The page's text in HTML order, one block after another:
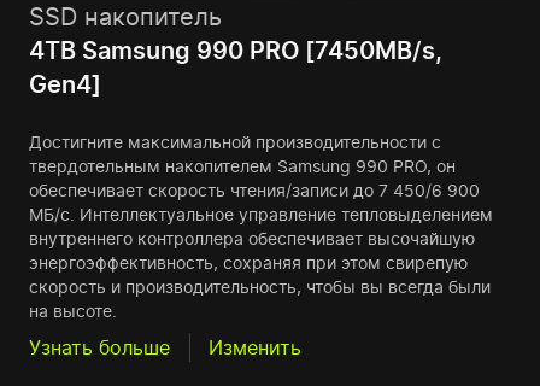
SSD накопитель
4TB Samsung 990 PRO [7450MB/s,
Gen4]
Достигните максимальной производительности с
твердотельным накопителем Samsung 990 PRO, он
обеспечивает скорость чтения/записи до 7 450/6 900
МБ/с. Интеллектуальное управление тепловыделением
внутреннего контроллера обеспечивает высочайшую
энергоэффективность, сохраняя при этом свирепую
скорость и производительность, чтобы вы всегда были
на высоте.
Узнать больше Изменить